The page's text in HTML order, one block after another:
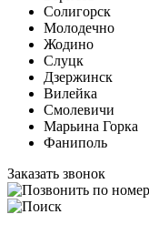
Солигорск
Молодечно
Жодино
Слуцк
Дзержинск
Вилейка
Смолевичи
Марьина Горка
Фаниполь
Заказать звонок